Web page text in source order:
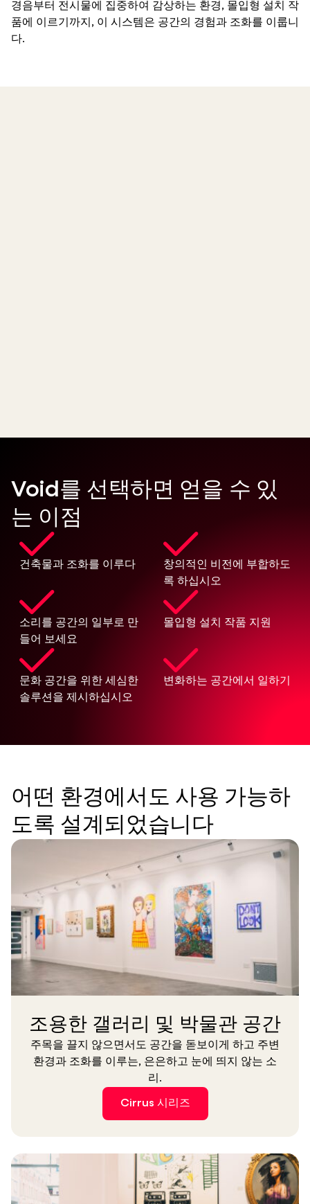
경음부터 전시물에 집중하여 감상하는 환경, 몰입형 설치 작
품에 이르기까지, 이 시스템은 공간의 경험과 조화를 이룹니
다.
Void를 선택하면 얻을 수 있
는 이점
건축물과 조화를 이루다
창의적인 비전에 부합하도
록 하십시오
소리를 공간의 일부로 만
들어 보세요
몰입형 설치 작품 지원
문화 공간을 위한 세심한
솔루션을 제시하십시오
변화하는 공간에서 일하기
어떤 환경에서도 사용 가능하
도록 설계되었습니다
조용한 갤러리 및 박물관 공간
주목을 끌지 않으면서도 공간을 돋보이게 하고 주변
환경과 조화를 이루는, 은은하고 눈에 띄지 않는 소
리.
Cirrus 시리즈